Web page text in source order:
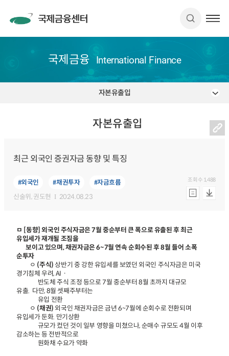
국제금융 International Finance
자본유출입
자본유출입
최근 외국인 증권자금 동향 및 특징
#외국인 #채권투자
#자금흐름
신술위, 권도현 2024.08.23
조회수 1,488
ㅁ [동향] 외국인 주식자금은 7월 중순부터 큰 폭으로 유출된 후 최근
유입세가 재개될 조짐을
보이고 있으며, 채권자금은 6~7월 연속 순회수된 후 8월 들어 소폭
순투자
ㅇ (주식)상반기 중 강한 유입세를 보였던 외국인 주식자금은 미국
경기침체 우려, AIㆍ
반도체 주식 조정 등으로 7월 중순부터 8월 초까지 대규모
유출. 다만, 8월 셋째주부터는
유입 전환
ㅇ (채권) 외국인 채권자금은 금년 6~7월에 순회수로 전환되며
유입세가 둔화. 만기상환
규모가 컸던 것이 일부 영향을 미쳤으나, 순매수 규모도 4월 이후
감소하는 등 전반적으로
원화채 수요가 약화